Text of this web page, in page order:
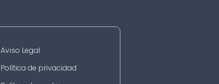
Aviso Legal
Política de privacidad